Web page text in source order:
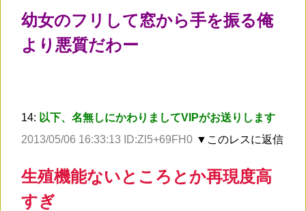
幼女のフリして窓から手を振る俺
より悪質だわー
14: 以下、名無しにかわりましてVIPがお送りします
2013/05/06 16:33:13 ID:Zl5+69FH0 ▼このレスに返信
生殖機能ないところとか再現度高
すぎ